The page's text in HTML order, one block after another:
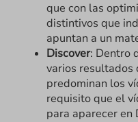
que con las
distintivos que
apuntan a un
Discover: Dentro
varios resultados
predominan los
requisito que el
para aparecer en